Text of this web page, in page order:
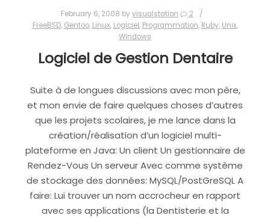
February 6, 2008 by visualstation
2
FreeBSD, Gentoo, Linux, Logiciel, Programmation, Ruby, Unix,
Windows
Logiciel de Gestion Dentaire
Suite à de longues discussions avec mon père,
et mon envie de faire quelques choses d’autres
que les projets scolaires, je me lance dans la
création/réalisation d’un logiciel multi-
plateforme en Java: Un client Un gestionnaire de
Rendez-Vous Un serveur Avec comme système
de stockage des données: MySQL/PostGreSQL A
faire: Lui trouver un nom accrocheur en rapport
avec ses applications (la Dentisterie et la